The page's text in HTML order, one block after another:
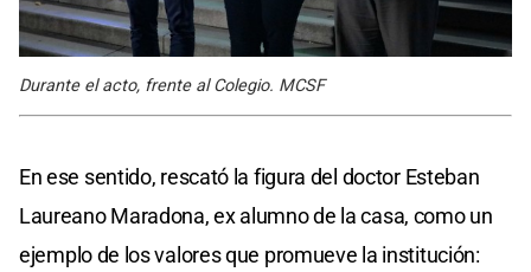
Durante el acto, frente al Colegio. MCSF
En ese sentido, rescató la figura del doctor Esteban
Laureano Maradona, ex alumno de la casa, como un
ejemplo de los valores que promueve la institución: